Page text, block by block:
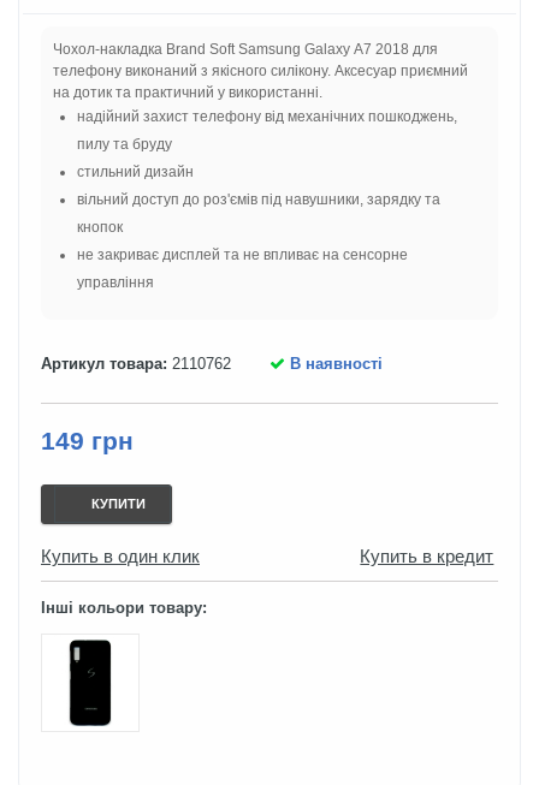
Чохол-накладка Brand Soft Samsung Galaxy A7 2018 для
телефону виконаний з якісного силікону. Аксесуар приємний
на дотик та практичний у використанні.
надійний захист телефону від механічних пошкоджень,
пилу та бруду
стильний дизайн
вільний доступ до роз'ємів під навушники, зарядку та
кнопок
не закриває дисплей та не впливає на сенсорне
управління
Артикул товара: 2110762 В наявності
149 грн
КУПИТИ
Купить в один клик Купить в кредит
Інші кольори товару: